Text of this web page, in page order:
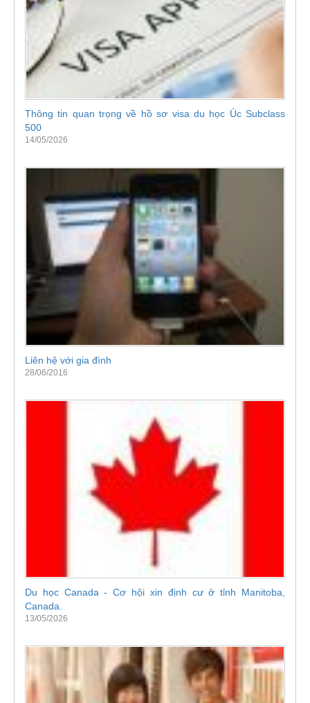
Thông tin quan trọng về hồ sơ visa du học Úc Subclass
500
14/05/2026
Liên hệ với gia đình
28/06/2016
Du học Canada - Cơ hội xin định cư ở tỉnh Manitoba,
Canada.
13/05/2026